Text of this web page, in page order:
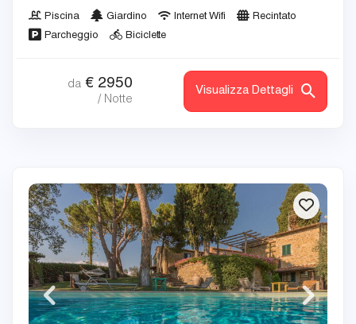
Piscina Giardino Internet Wifi
Recintato
Parcheggio
Biciclette
da € 2950
/ Notte
Visualizza Dettagli